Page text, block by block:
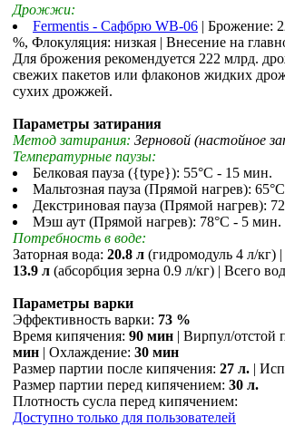
Дрожжи:
Fermentis - Сафбрю WB-06 | Брожение:
%, Флокуляция: низкая | Внесение на
Для брожения рекомендуется 222 млрд.
свежих пакетов или флаконов жидких
сухих дрожжей.
Параметры затирания
Метод затирания: Зерновой (настойное
Температурные паузы:
Белковая пауза ({type}): 55°С - 15 мин.
Мальтозная пауза (Прямой нагрев):
Декстриновая пауза (Прямой нагрев):
Мэш аут (Прямой нагрев): 78°С - 5 мин.
Потребность в воде:
Заторная вода: 20.8 л (гидромодуль 4 л/кг)
13.9 л (абсорбция зерна 0.9 л/кг) | Всего
Параметры варки
Эффективность варки: 73 %
Время кипячения: 90 мин | Вирпул/отстой
мин | Охлаждение: 30 мин
Размер партии после кипячения: 27 л. |
Размер партии перед кипячением: 30 л.
Плотность сусла перед кипячением:
Доступно только для пользователей